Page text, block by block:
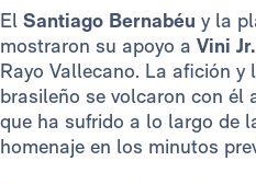
El Santiago Bernabéu y la
mostraron su apoyo a Vini Jr.
Rayo Vallecano. La afición y
brasileño se volcaron con él
que ha sufrido a lo largo de
homenaje en los minutos